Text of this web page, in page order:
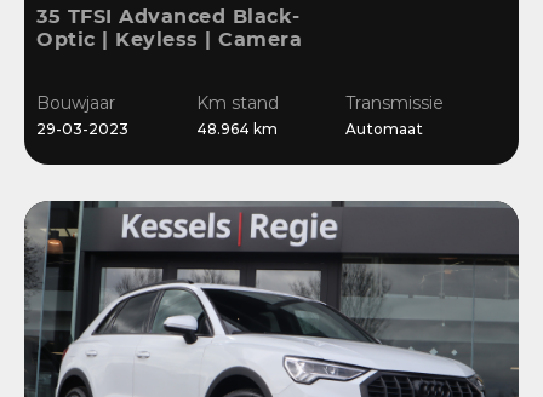
35 TFSI Advanced Black-
Optic | Keyless | Camera
Sensoren | DAB
Bouwjaar
29-03-2023
Km stand
48.964 km
Transmissie
Automaat